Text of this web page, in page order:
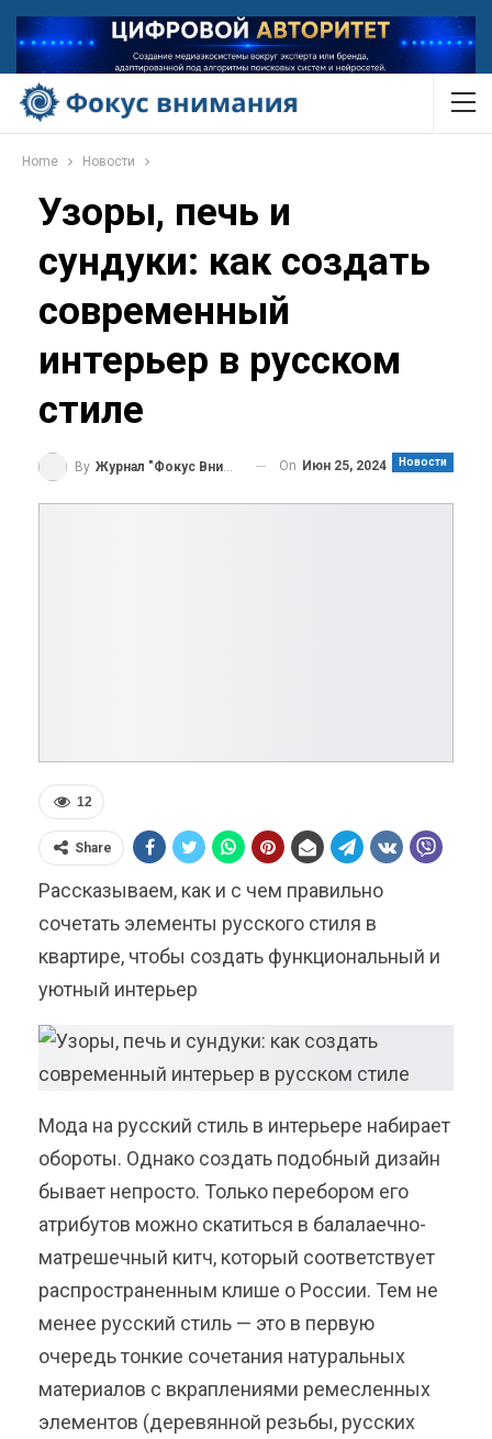
Home Новости
Узоры, печь и
сундуки: как создать
современный
интерьер в русском
стиле
Новости
By Журнал "Фокус Внимания" On Июн 25, 2024
12
Share
Рассказываем, как и с чем правильно
сочетать элементы русского стиля в
квартире, чтобы создать функциональный и
уютный интерьер
Мода на русский стиль в интерьере набирает
обороты. Однако создать подобный дизайн
бывает непросто. Только перебором его
атрибутов можно скатиться в балалаечно-
матрешечный китч, который соответствует
распространенным клише о России. Тем не
менее русский стиль — это в первую
очередь тонкие сочетания натуральных
материалов с вкраплениями ремесленных
элементов (деревянной резьбы, русских